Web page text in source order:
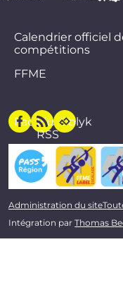
Calendrier officiel
compétitions
FFME
Facebook
Flux
RSS
Oblyk
Administration du site
Intégration par Thomas